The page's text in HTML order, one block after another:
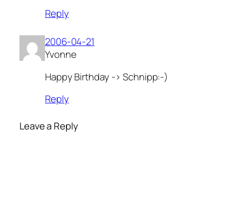
Reply
2006-04-21
Yvonne
Happy Birthday -> Schnipp:-)
Reply
Leave a Reply